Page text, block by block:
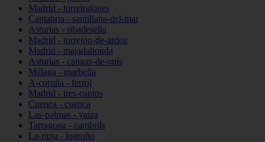
Madrid - torrelodones
Cantabria - santillana-del-mar
Asturias - ribadesella
Madrid - torrejón-de-ardoz
Madrid - majadahonda
Asturias - cangas-de-onís
Málaga - marbella
A-coruña - ferrol
Madrid - tres-cantos
Cuenca - cuenca
Las-palmas - yaiza
Tarragona - cambrils
La-rioja - logroño